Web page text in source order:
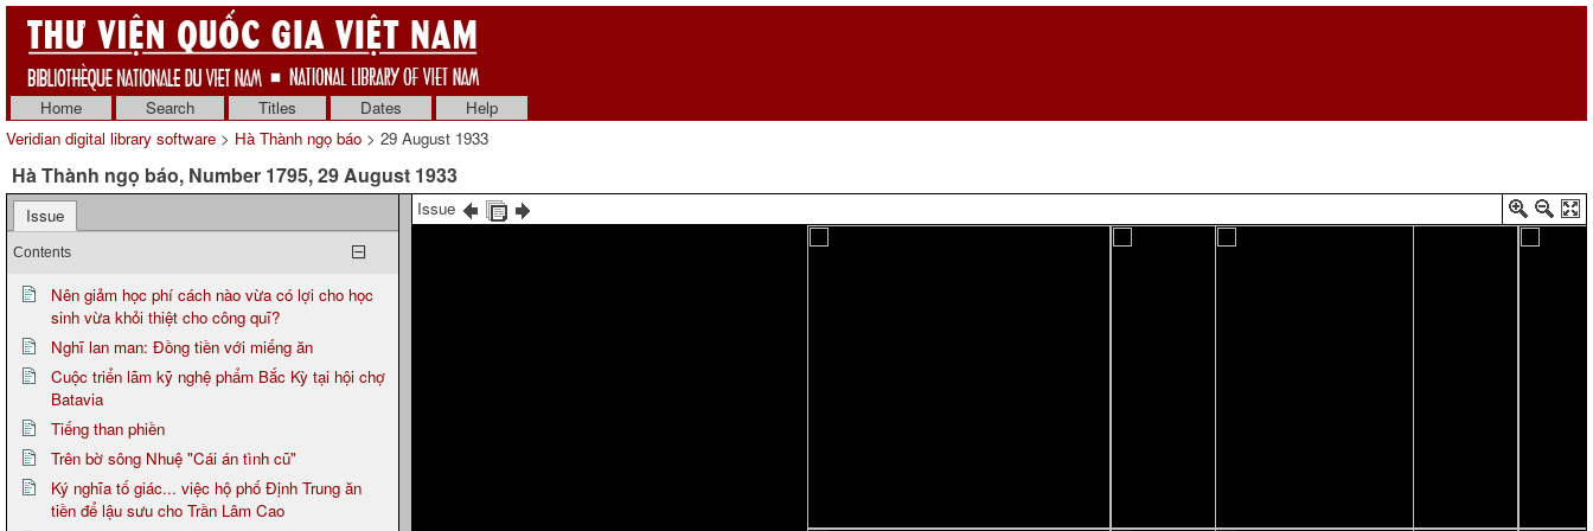
Home Search Titles Dates
Help
Veridian digital library software > Hà Thành ngọ báo > 29 August 1933
Hà Thành ngọ báo, Number 1795, 29 August 1933
Issue
Contents
Nên giảm học phí cách nào vừa có lợi cho học
sinh vừa khỏi thiệt cho công quĩ?
Nghĩ lan man: Đồng tiền với miếng ăn
Cuộc triển lãm kỹ nghệ phẩm Bắc Kỳ tại hội chợ
Batavia
Tiếng than phiền
Trên bờ sông Nhuệ "Cái án tình cũ"
Ký nghĩa tố giác... việc hộ phố Định Trung ăn
tiền để lậu sưu cho Trần Lâm Cao
Issue